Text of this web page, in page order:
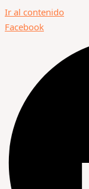
Ir al contenido
Facebook